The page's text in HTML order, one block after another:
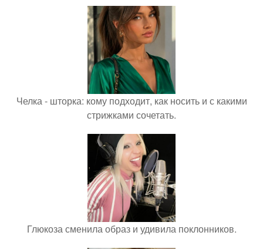
Челка - шторка: кому подходит, как носить и с какими
стрижками сочетать.
Глюкоза сменила образ и удивила поклонников.